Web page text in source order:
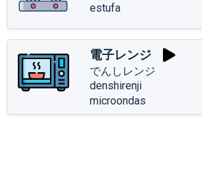
estufa
電子レンジ
でんしレンジ
denshirenji
microondas